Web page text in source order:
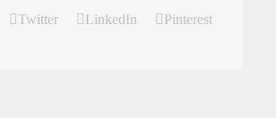
Twitter LinkedIn
Pinterest